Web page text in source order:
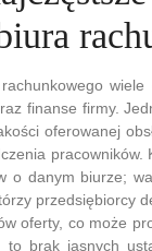
wiele
finanse firmy.
oferowanej
pracowników.
o danym biurze;
przedsiębiorcy
oferty, co może
to brak jasnych